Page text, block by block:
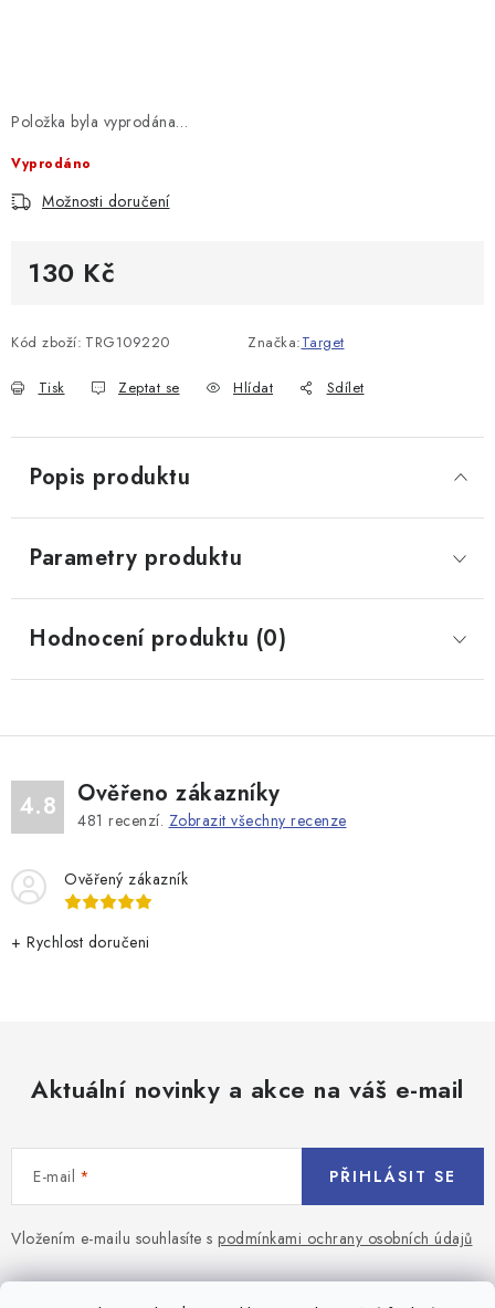
Položka byla vyprodána…
Vyprodáno
Možnosti doručení
130 Kč
Kód zboží: TRG109220 Značka:Target
Tisk Zeptat se Hlídat Sdílet
Popis produktu
Parametry produktu
Hodnocení produktu (0)
4.8 Ověřeno zákazníky
481 recenzí. Zobrazit všechny recenze
Ověřený zákazník
+ Rychlost doručeni
Aktuální novinky a akce na váš e-mail
E-mail
Vložením e-mailu souhlasíte s podmínkami ochrany osobních údajů
PŘIHLÁSIT SE
Z
á